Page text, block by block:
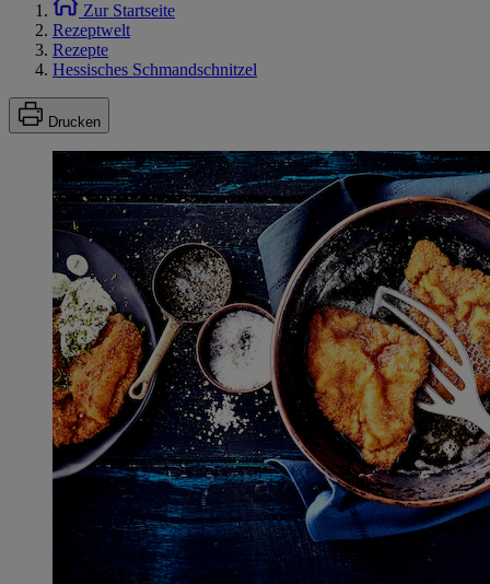
Zur Startseite
Rezeptwelt
Rezepte
Hessisches Schmandschnitzel
Drucken